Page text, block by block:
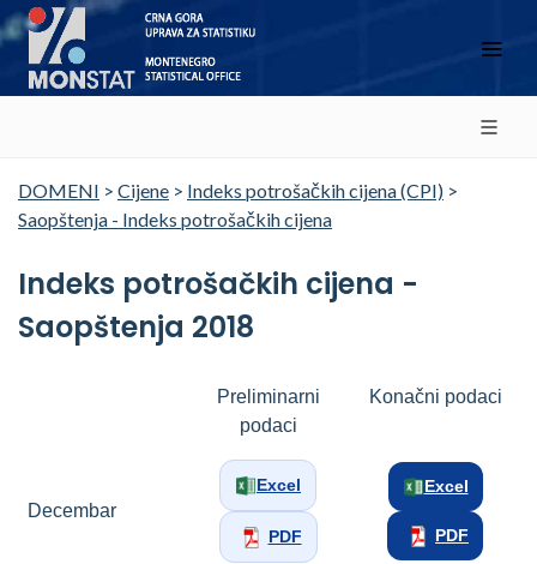
DOMENI > Cijene > Indeks potrošačkih cijena (CPI) >
Saopštenja - Indeks potrošačkih cijena
Indeks potrošačkih cijena -
Saopštenja 2018
Preliminarni
podaci
Konačni podaci
Decembar
Excel
PDF
Excel
PDF